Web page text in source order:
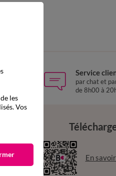
Service
par chat et
de 8h00 à
En
les
Vos